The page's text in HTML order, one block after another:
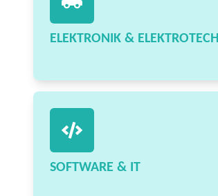
ELEKTRONIK &
SOFTWARE & IT